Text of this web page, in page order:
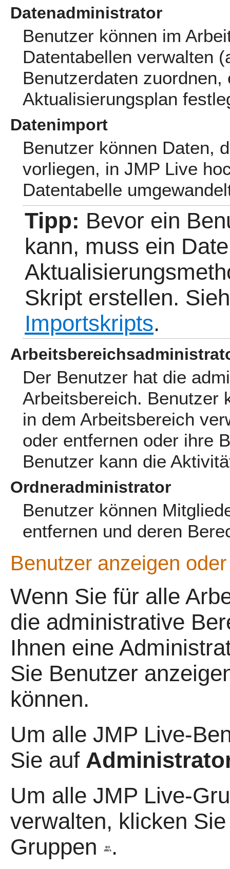
Datenadministrator
Benutzer können im
Datentabellen verwalten
Benutzerdaten
Aktualisierungsplan
Datenimport
Benutzer können Daten,
vorliegen, in JMP Live
Datentabelle
Tipp: Bevor ein
kann, muss ein
Skript erstellen.
Importskripts.
Der Benutzer hat die
Arbeitsbereich. Benutzer
in dem Arbeitsbereich
oder entfernen oder ihre
Benutzer kann die
Ordneradministrator
Benutzer können
entfernen und deren
Benutzer anzeigen
Wenn Sie für alle
die administrative
Ihnen eine
Sie Benutzer
können.
Um alle JMP Live-
Sie auf
Um alle JMP Live-
verwalten, klicken
Gruppen
.